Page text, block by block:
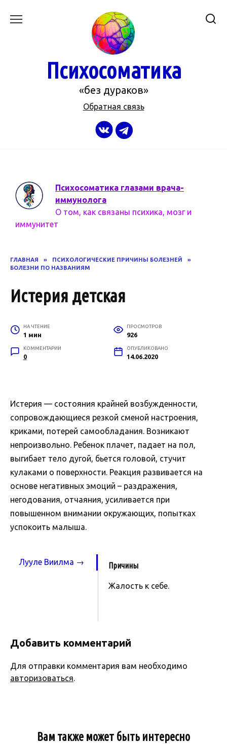
Психосоматика
«без дураков»
Обратная связь
Психосоматика глазами врача-
иммунолога
О том, как связаны психика, мозг и
иммунитет
ГЛАВНАЯ » ПСИХОЛОГИЧЕСКИЕ ПРИЧИНЫ БОЛЕЗНЕЙ
»
БОЛЕЗНИ ПО НАЗВАНИЯМ
Истерия детская
НА ЧТЕНИЕ
1 мин
ПРОСМОТРОВ
926
КОММЕНТАРИИ
0
ОПУБЛИКОВАНО
14.06.2020
Истерия — состояния крайней возбужденности,
сопровождающиеся резкой сменой настроения,
криками, потерей самообладания. Возникают
непроизвольно. Ребенок плачет, падает на пол,
выгибает тело дугой, бьется головой, стучит
кулаками о поверхности. Реакция развивается на
основе негативных эмоций – раздражения,
негодования, отчаяния, усиливается при
повышенном внимании окружающих, попытках
успокоить малыша.
Лууле Виилма → Причины
Жалость к себе.
Добавить комментарий
Для отправки комментария вам необходимо
авторизоваться.
Вам также может быть интересно